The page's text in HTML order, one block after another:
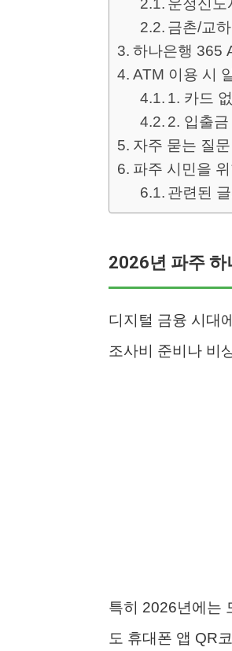
운정신도
금촌/교
하나은행 365
ATM 이용 시
1. 카드
2. 입출금
자주 묻는 질
파주 시민을
관련된
2026년 파주 하
디지털 금융 시대
조사비 준비나 비
특히 2026년에는
도 휴대폰 앱 QR